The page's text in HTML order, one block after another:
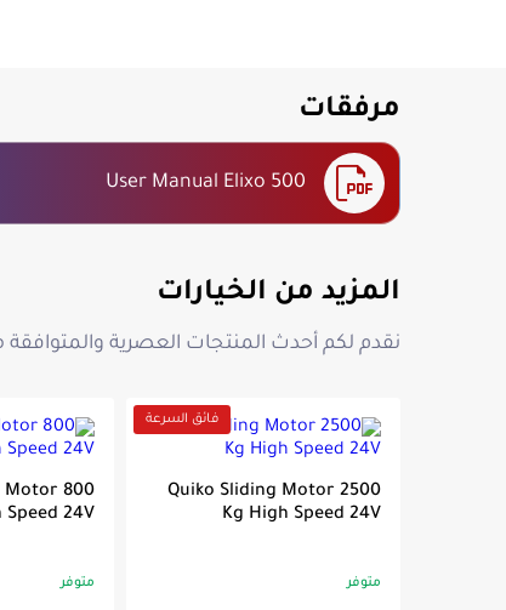
مرفقات
User Manual Elixo 500
المزيد من الخيارات
نقدم لكم أحدث المنتجات العصرية والمتوافقة
فائق السرعة
Quiko Sliding Motor 2500
Kg High Speed 24V
متوفر
Motor 800
Speed 24V
متوفر